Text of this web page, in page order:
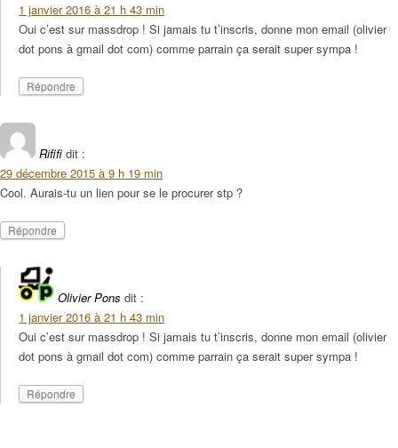
1 janvier 2016 à 21 h 43 min
Oui c’est sur massdrop ! Si jamais tu t’inscris, donne mon email (olivier
dot pons à gmail dot com) comme parrain ça serait super sympa !
Répondre
Rififi dit :
29 décembre 2015 à 9 h 19 min
Cool. Aurais-tu un lien pour se le procurer stp ?
Répondre
Olivier Pons dit :
1 janvier 2016 à 21 h 43 min
Oui c’est sur massdrop ! Si jamais tu t’inscris, donne mon email (olivier
dot pons à gmail dot com) comme parrain ça serait super sympa !
Répondre